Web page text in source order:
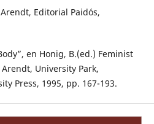
Editorial Paidós,
en Honig, B.(ed.) Feminist
University Park,
Press, 1995, pp. 167-193.